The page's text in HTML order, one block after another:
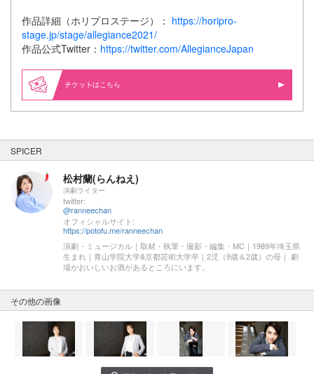
作品詳細（ホリプロステージ）： https://horipro-
stage.jp/stage/allegiance2021/
作品公式Twitter： https://twitter.com/AllegianceJapan
はこちら
SPICER
松村蘭(らんねえ)
演劇ライター
twitter:
@ranneechan
オフィシャルサイト:
https://potofu.me/ranneechan
演劇・ミュージカル｜取材・執筆・撮影・編集・MC｜1989年埼玉県
生まれ｜青山学院大学&京都芸術大学卒｜2児（9歳＆2歳）の母｜ 劇
場かおいしいお酒があるところにいます。
その他の画像